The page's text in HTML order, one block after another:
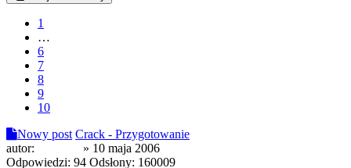
1
…
6
7
8
9
10
Nowy post Crack - Przygotowanie
autor:
» 10 maja 2006
Odpowiedzi: 94 Odsłony: 160009